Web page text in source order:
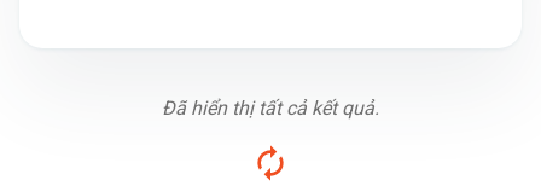
Đã hiển thị tất cả kết quả.